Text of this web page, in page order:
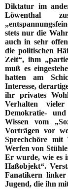
Diktatur im
Löwenthal
stets nur die
auch in sehr
die politischen
Zeit“, ihm
muß es
hatten am
Interesse,
ihr privates
Verhalten
Demokratie-
Wissen vom
Vorträgen vor
Sprechchöre
Werfen von
Er wurde, wie es
Haßobjekt“.
Fanatikern
Jugend, die ihn